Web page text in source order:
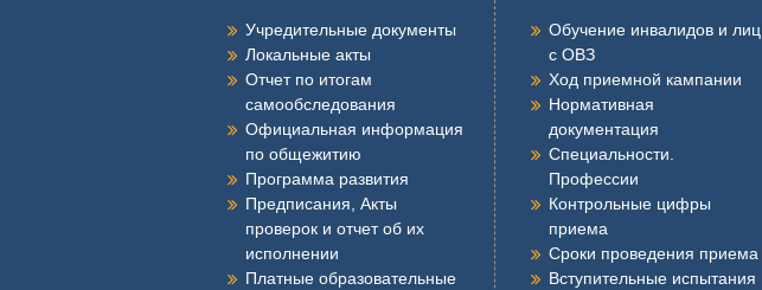
Учредительные документы
Локальные акты
Отчет по итогам
самообследования
Официальная информация
по общежитию
Программа развития
Предписания, Акты
проверок и отчет об их
исполнении
Платные образовательные
Обучение инвалидов и лиц
с ОВЗ
Ход приемной кампании
Нормативная
документация
Специальности.
Профессии
Контрольные цифры
приема
Сроки проведения приема
Вступительные испытания